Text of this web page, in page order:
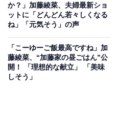
か？」加藤綾菜、夫婦最新ショ
ットに「どんどん若々しくなる
ね」「元気そう」の声
「こーゆーご飯最高ですね」加
藤綾菜、“加藤家の昼ごはん”公
開！ 「理想的な献立」 「美味
しそう」